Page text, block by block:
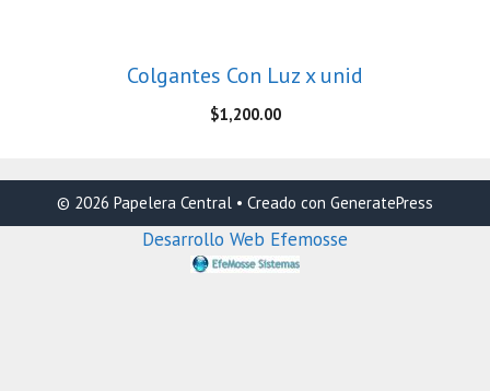
Colgantes Con Luz x unid
$1,200.00
© 2026 Papelera Central • Creado con GeneratePress
Desarrollo Web Efemosse